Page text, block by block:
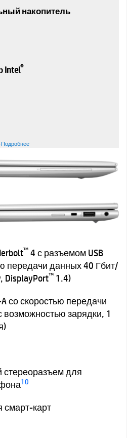
накопитель
Intel®
™ 4 с разъемом USB
передачи данных 40 Гбит/
DisplayPort™ 1.4)
со скоростью передачи
зарядки, 1
для
10
смарт-карт